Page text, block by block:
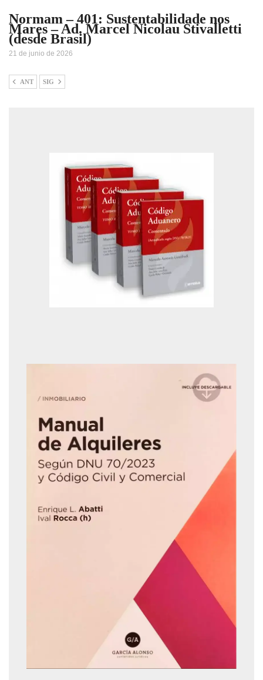
Normam – 401: Sustentabilidade nos
Mares – Ad. Marcel Nicolau Stivalletti
(desde Brasil)
21 de junio de 2026
ANT SIG